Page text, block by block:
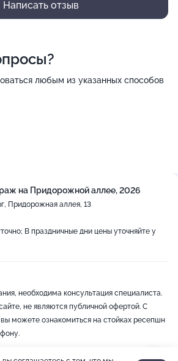
Написать отзыв
любым из указанных способов
на Придорожной аллее, 2026
Придорожная аллея, 13
В праздничные дни цены уточняйте у
необходима консультация специалиста.
не являются публичной офертой. С
можете ознакомиться на стойках ресепшн